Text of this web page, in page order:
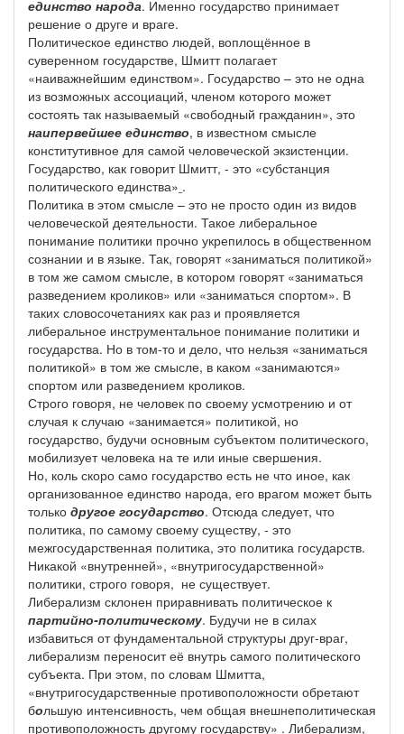
единство народа. Именно государство принимает
решение о друге и враге.
Политическое единство людей, воплощённое в
суверенном государстве, Шмитт полагает
«наиважнейшим единством». Государство – это не одна
из возможных ассоциаций, членом которого может
состоять так называемый «свободный гражданин», это
наипервейшее единство, в известном смысле
конститутивное для самой человеческой экзистенции.
Государство, как говорит Шмитт, - это «субстанция
политического единства» .
Политика в этом смысле – это не просто один из видов
человеческой деятельности. Такое либеральное
понимание политики прочно укрепилось в общественном
сознании и в языке. Так, говорят «заниматься политикой»
в том же самом смысле, в котором говорят «заниматься
разведением кроликов» или «заниматься спортом». В
таких словосочетаниях как раз и проявляется
либеральное инструментальное понимание политики и
государства. Но в том-то и дело, что нельзя «заниматься
политикой» в том же смысле, в каком «занимаются»
спортом или разведением кроликов.
Строго говоря, не человек по своему усмотрению и от
случая к случаю «занимается» политикой, но
государство, будучи основным субъектом политического,
мобилизует человека на те или иные свершения.
Но, коль скоро само государство есть не что иное, как
организованное единство народа, его врагом может быть
только другое государство. Отсюда следует, что
политика, по самому своему существу, - это
межгосударственная политика, это политика государств.
Никакой «внутренней», «внутригосударственной»
политики, строго говоря, не существует.
Либерализм склонен приравнивать политическое к
партийно-политическому. Будучи не в силах
избавиться от фундаментальной структуры друг-враг,
либерализм переносит её внутрь самого политического
субъекта. При этом, по словам Шмитта,
«внутригосударственные противоположности обретают
большую интенсивность, чем общая внешнеполитическая
противоположность другому государству» . Либерализм,